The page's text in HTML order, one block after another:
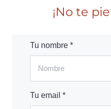
¡No te
Tu nombre *
Tu email *